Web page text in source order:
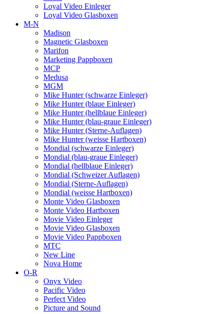
Loyal Video Einleger
Loyal Video Glasboxen
M-N
Madison
Magnetic Glasboxen
Marifon
Marketing Pappboxen
MCP
Medusa
MGM
Mike Hunter (schwarze Einleger)
Mike Hunter (blaue Einleger)
Mike Hunter (hellblaue Einleger)
Mike Hunter (blau-graue Einleger)
Mike Hunter (Sterne-Auflagen)
Mike Hunter (weisse Hartboxen)
Mondial (schwarze Einleger)
Mondial (blau-graue Einleger)
Mondial (hellblaue Einleger)
Mondial (Schweizer Auflagen)
Mondial (Sterne-Auflagen)
Mondial (weisse Hartboxen)
Monte Video Glasboxen
Monte Video Hartboxen
Movie Video Einleger
Movie Video Glasboxen
Movie Video Pappboxen
MTC
New Line
Nova Home
O-R
Onyx Video
Pacific Video
Perfect Video
Picture and Sound